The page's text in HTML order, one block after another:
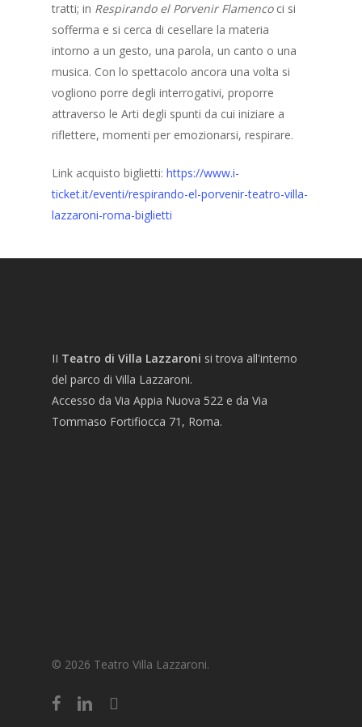
tratti; in Respirando el Porvenir Flamencoci si
sofferma e si cerca di cesellare la materia
intorno a un gesto, una parola, un canto o una
musica. Con lo spettacolo ancora una volta si
vogliono porre degli interrogativi, proporre
attraverso le Arti degli spunti da cui iniziare a
riflettere, momenti per emozionarsi, respirare.
Link acquisto biglietti:https://www.i-
ticket.it/eventi/respirando-el-porvenir-teatro-villa-
lazzaroni-roma-biglietti
II Teatro di Villa Lazzaroni si trova all'interno
del parco di Villa Lazzaroni.
Accesso da Via Appia Nuova 522 e da Via
Tommaso Fortifiocca 71, Roma.
© 2026 Teatro Villa Lazzaroni.
facebooklinkedininstagram